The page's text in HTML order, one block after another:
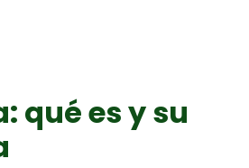
qué es y su